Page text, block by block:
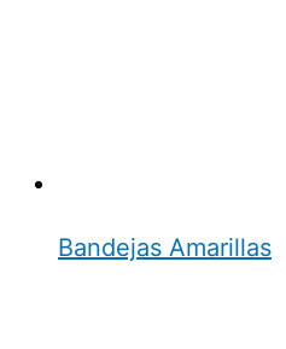
Bandejas Amarillas